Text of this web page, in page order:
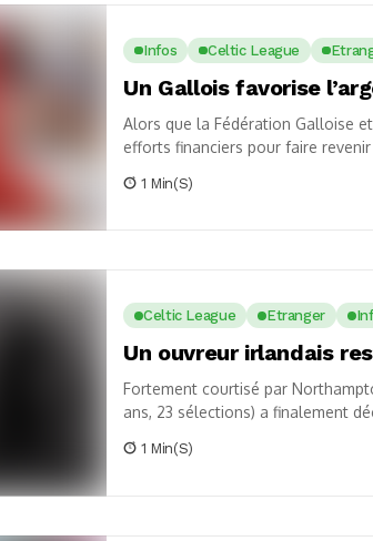
Infos Celtic League
Un Gallois favorise
Alors que la Fédération Galloise
efforts financiers pour faire
1 Min(s)
Celtic League Etranger
Un ouvreur irlandais
Fortement courtisé par
ans, 23 sélections) a finalement
1 Min(s)